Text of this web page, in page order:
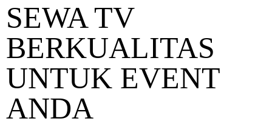
SEWA TV
BERKUALITAS
UNTUK EVENT
ANDA